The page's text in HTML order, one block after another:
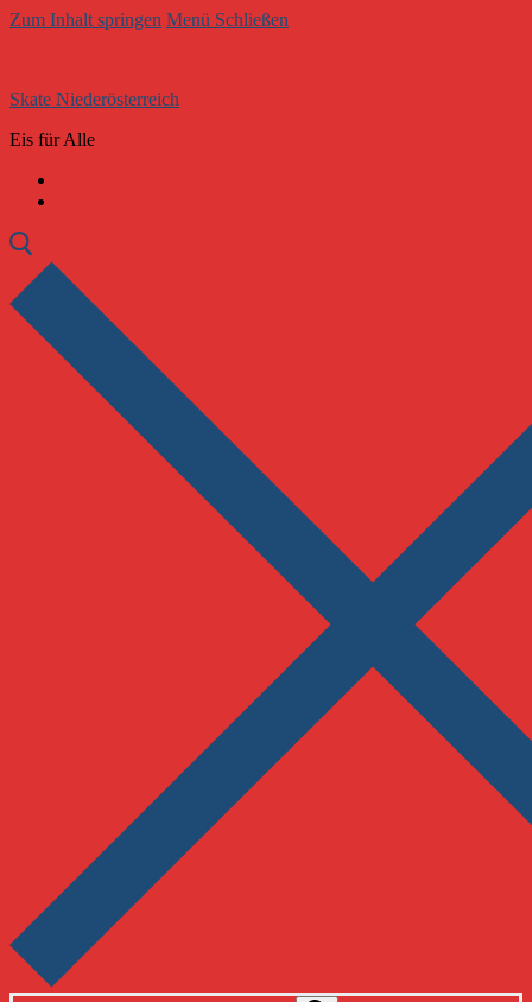
Zum Inhalt springen Menü Schließen
Skate Niederösterreich
Eis für Alle